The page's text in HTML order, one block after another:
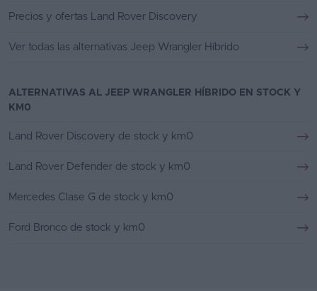
Precios y ofertas Land Rover Discovery
Ver todas las alternativas Jeep Wrangler Híbrido
ALTERNATIVAS AL JEEP WRANGLER HÍBRIDO EN STOCK Y
KM0
Land Rover Discovery de stock y km0
Land Rover Defender de stock y km0
Mercedes Clase G de stock y km0
Ford Bronco de stock y km0